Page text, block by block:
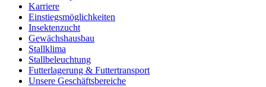
Karriere
Einstiegsmöglichkeiten
Insektenzucht
Gewächshausbau
Stallklima
Stallbeleuchtung
Futterlagerung & Futtertransport
Unsere Geschäftsbereiche